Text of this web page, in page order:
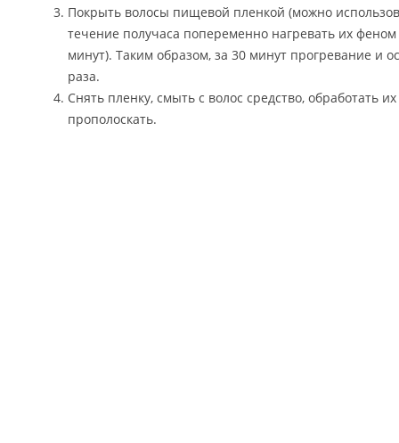
Покрыть волосы пищевой пленкой (можно
течение получаса попеременно нагревать их
минут). Таким образом, за 30 минут прогревание и
раза.
Снять пленку, смыть с волос средство, обработать
прополоскать.